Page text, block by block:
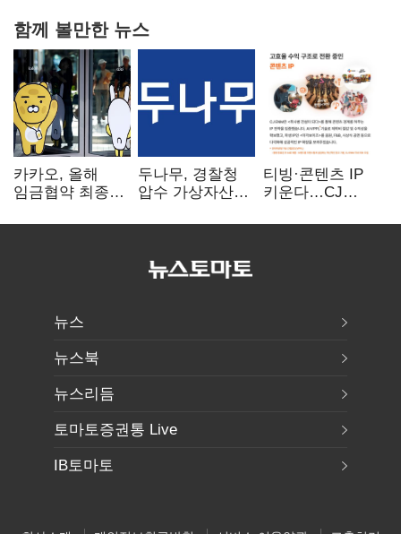
함께 볼만한 뉴스
카카오, 올해
임금협약 최종
인상·격려금
두나무, 경찰청
압수 가상자산
커스터디 사업
티빙·콘텐츠 IP
키운다…CJ
글로벌 확장 가속
뉴스
뉴스북
뉴스리듬
토마토증권통 Live
IB토마토